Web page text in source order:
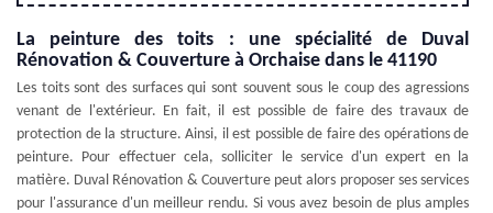
La peinture des toits : une spécialité de Duval
Rénovation & Couverture à Orchaise dans le 41190
Les toits sont des surfaces qui sont souvent sous le coup des agressions
venant de l'extérieur. En fait, il est possible de faire des travaux de
protection de la structure. Ainsi, il est possible de faire des opérations de
peinture. Pour effectuer cela, solliciter le service d'un expert en la
matière. Duval Rénovation & Couverture peut alors proposer ses services
pour l'assurance d'un meilleur rendu. Si vous avez besoin de plus amples